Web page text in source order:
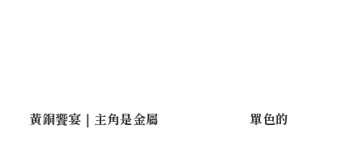
黃銅饗宴｜主角是金屬 單色的